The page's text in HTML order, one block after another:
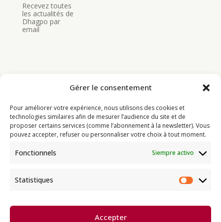
Gérer le consentement
Pour améliorer votre expérience, nous utilisons des cookies et
technologies similaires afin de mesurer l’audience du site et de
proposer certains services (comme l’abonnement à la newsletter). Vous
pouvez accepter, refuser ou personnaliser votre choix à tout moment.
Fonctionnels Siempre activo
Statistiques
Accepter
Recevez toutes
les actualités de
Dhagpo par
email
Programme
Actualités
Ressources
Infos pratiques
direction spirituelle de Thayé